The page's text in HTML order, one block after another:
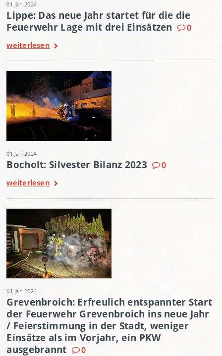
01 Jän 2024
Lippe: Das neue Jahr startet für die die
Feuerwehr Lage mit drei Einsätzen
0
weiterlesen
01 Jän 2024
Bocholt: Silvester Bilanz 2023 0
weiterlesen
01 Jän 2024
Grevenbroich: Erfreulich entspannter Start
der Feuerwehr Grevenbroich ins neue Jahr
/ Feierstimmung in der Stadt, weniger
Einsätze als im Vorjahr, ein PKW
ausgebrannt
0